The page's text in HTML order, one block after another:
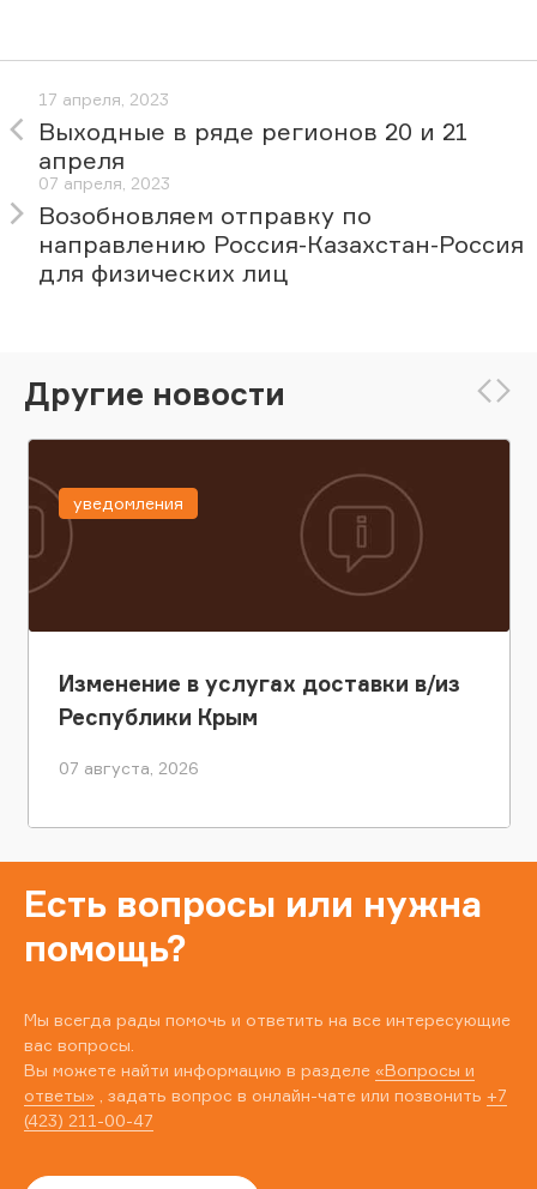
17 апреля, 2023
Выходные в ряде регионов 20 и 21
апреля
07 апреля, 2023
Возобновляем отправку по
направлению Россия-Казахстан-Россия
для физических лиц
Другие новости
Изменение в услугах доставки в/из
Республики Крым
07 августа, 2026
уведомления
Есть вопросы или нужна
помощь?
Мы всегда рады помочь и ответить на все интересующие
вас вопросы.
Вы можете найти информацию в разделе «Вопросы и
ответы» , задать вопрос в онлайн-чате или позвонить +7
(423) 211-00-47